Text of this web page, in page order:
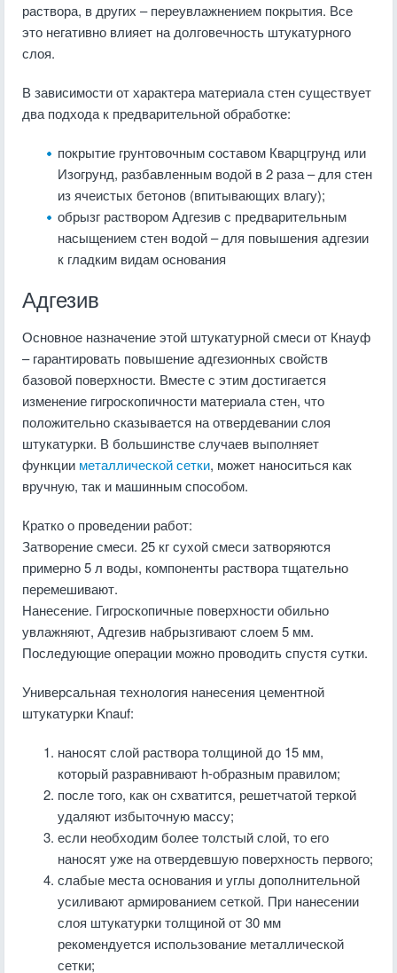
раствора, в других – переувлажнением покрытия. Все
это негативно влияет на долговечность штукатурного
слоя.
В зависимости от характера материала стен существует
два подхода к предварительной обработке:
покрытие грунтовочным составом Кварцгрунд или
Изогрунд, разбавленным водой в 2 раза – для стен
из ячеистых бетонов (впитывающих влагу);
обрызг раствором Адгезив с предварительным
насыщением стен водой – для повышения адгезии
к гладким видам основания
Адгезив
Основное назначение этой штукатурной смеси от Кнауф
– гарантировать повышение адгезионных свойств
базовой поверхности. Вместе с этим достигается
изменение гигроскопичности материала стен, что
положительно сказывается на отвердевании слоя
штукатурки. В большинстве случаев выполняет
функции металлической сетки, может наноситься как
вручную, так и машинным способом.
Кратко о проведении работ:
Затворение смеси. 25 кг сухой смеси затворяются
примерно 5 л воды, компоненты раствора тщательно
перемешивают.
Нанесение. Гигроскопичные поверхности обильно
увлажняют, Адгезив набрызгивают слоем 5 мм.
Последующие операции можно проводить спустя сутки.
Универсальная технология нанесения цементной
штукатурки Knauf:
наносят слой раствора толщиной до 15 мм,
который разравнивают h-образным правилом;
после того, как он схватится, решетчатой теркой
удаляют избыточную массу;
если необходим более толстый слой, то его
наносят уже на отвердевшую поверхность первого;
слабые места основания и углы дополнительной
усиливают армированием сеткой. При нанесении
слоя штукатурки толщиной от 30 мм
рекомендуется использование металлической
сетки;